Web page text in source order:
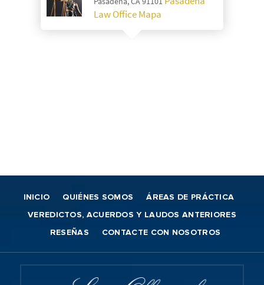
Law Office Mapa
INICIO QUIÉNES SOMOS ÁREAS DE PRÁCTICA
VEREDICTOS, ACUERDOS Y LAUDOS ANTERIORES
RESEÑAS CONTACTE CON NOSOTROS